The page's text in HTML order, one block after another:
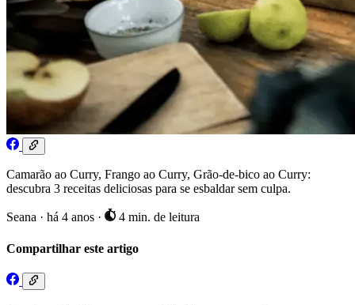
Camarão ao Curry, Frango ao Curry, Grão-de-bico ao Curry:
descubra 3 receitas deliciosas para se esbaldar sem culpa.
Seana · há 4 anos · 4 min. de leitura
Compartilhar este artigo